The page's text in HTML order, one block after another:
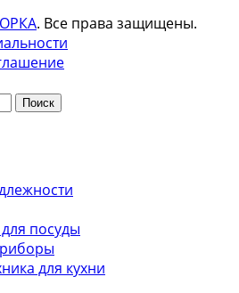
. Все права защищены.
Поиск
посуды
для кухни